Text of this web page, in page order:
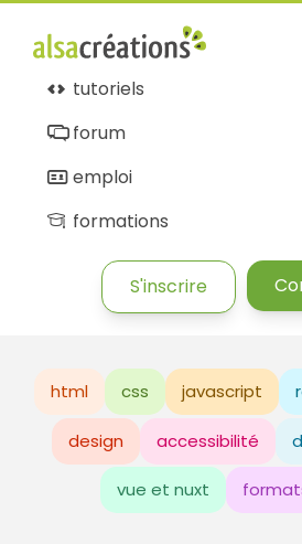
tutoriels
forum
emploi
formations
S'inscrire
html css javascript
design accessibilité
vue et nuxt